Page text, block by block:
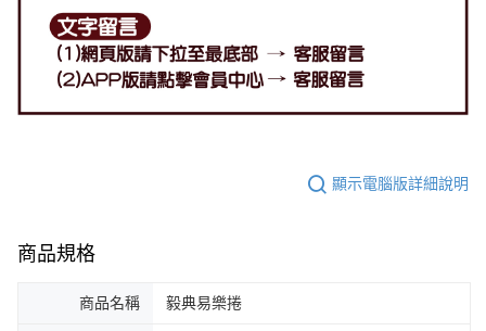
顯示電腦版詳細說明
商品規格
商品名稱 毅典易樂捲